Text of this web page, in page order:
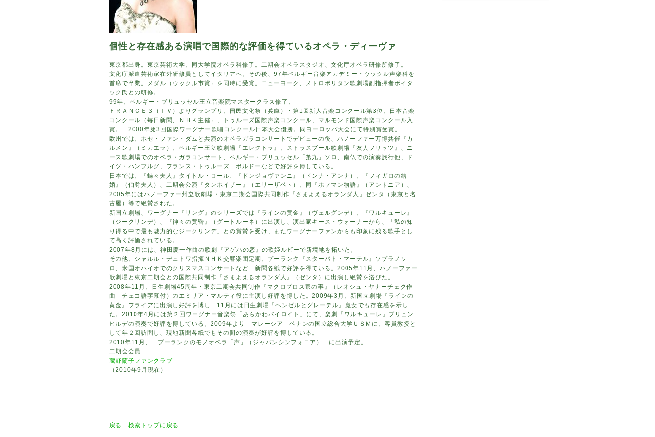
個性と存在感ある演唱で国際的な評価を得ているオペラ・ディーヴァ
東京都出身。東京芸術大学、同大学院オペラ科修了。二期会オペラスタジオ、文化庁オペラ研修所修了。
文化庁派遣芸術家在外研修員としてイタリアへ。その後、97年ベルギー音楽アカデミー・ウックル声楽科を
首席で卒業。メダル（ウックル市賞）を同時に受賞。ニューヨーク、メトロポリタン歌劇場副指揮者ボイタ
ック氏との研修。
99年、ベルギー・ブリュッセル王立音楽院マスタークラス修了。
ＦＲＡＮＣＥ３（ＴＶ）よりグランプリ、国民文化祭（兵庫）・第1回新人音楽コンクール第3位、日本音楽
コンクール（毎日新聞、ＮＨＫ主催）、トゥルーズ国際声楽コンクール、マルモンド国際声楽コンクール入
賞。 2000年第3回国際ワーグナー歌唱コンクール日本大会優勝。同ヨーロッパ大会にて特別賞受賞。
欧州では、ホセ・ファン・ダムと共演のオペラガラコンサートでデビューの後、ハノーファー万博共催『カ
ルメン』（ミカエラ）、ベルギー王立歌劇場『エレクトラ』、ストラスブール歌劇場『友人フリッツ』、ニ
ース歌劇場でのオペラ・ガラコンサート、ベルギー・ブリュッセル「第九」ソロ、南仏での演奏旅行他、ド
イツ・ハンブルグ、フランス・トゥルーズ、ボルドーなどで好評を博している。
日本では、『蝶々夫人』タイトル・ロール、『ドンジョヴァンニ』（ドンナ・アンナ）、『フィガロの結
婚』（伯爵夫人）、二期会公演『タンホイザー』（エリーザベト）、同『ホフマン物語』（アントニア）、
2005年にはハノーファー州立歌劇場・東京二期会国際共同制作『さまよえるオランダ人』ゼンタ（東京と名
古屋）等で絶賛された。
新国立劇場、ワーグナー『リング』のシリーズでは『ラインの黄金』（ヴェルグンデ）、『ワルキューレ』
（ジークリンデ）、『神々の黄昏』（グートルーネ）に出演し、演出家キース・ウォーナーから、「私の知
り得る中で最も魅力的なジークリンデ」との賞賛を受け、またワーグナーファンからも印象に残る歌手とし
て高く評価されている。
2007年8月には、神田慶一作曲の歌劇『アゲハの恋』の歌姫ルビーで新境地を拓いた。
その他、シャルル・デュトワ指揮ＮＨＫ交響楽団定期、プーランク『スターバト・マーテル』ソプラノソ
ロ、米国オハイオでのクリスマスコンサートなど、新聞各紙で好評を得ている。2005年11月、ハノーファー
歌劇場と東京二期会との国際共同制作『さまよえるオランダ人』（ゼンタ）に出演し絶賛を浴びた。
2008年11月、日生劇場45周年・東京二期会共同制作『マクロプロス家の事』（レオシュ・ヤナーチェク作
曲 チェコ語字幕付）のエミリア・マルティ役に主演し好評を博した。2009年3月、新国立劇場『ラインの
黄金』フライアに出演し好評を博し、11月には日生劇場『ヘンゼルとグレーテル』魔女でも存在感を示し
た。2010年4月には第２回ワーグナー音楽祭「あらかわバイロイト」にて、楽劇『ワルキューレ』ブリュン
ヒルデの演奏で好評を博している。2009年より マレーシア ペナンの国立総合大学ＵＳＭに、客員教授と
して年２回訪問し、現地新聞各紙でもその間の演奏が好評を博している。
2010年11月、 プーランクのモノオペラ「声」（ジャパンシンフォニア） に出演予定。
二期会会員
蔵野蘭子ファンクラブ
（2010年9月現在）
戻る 検索トップに戻る